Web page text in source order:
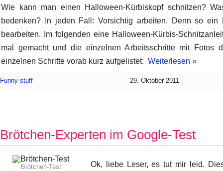
Wie kann man einen Halloween-Kürbiskopf schnitzen?
bedenken? In jeden Fall: Vorsichtig arbeiten. Denn so
bearbeiten. Im folgenden eine Halloween-Kürbis-
mal gemacht und die einzelnen Arbeitsschritte mit Fotos
einzelnen Schritte vorab kurz aufgelistet: Weiterlesen »
Funny stuff 29. Oktober 2011
Brötchen-Experten im Google-Test
Brötchen-Test
Ok, liebe Leser, es tut mir leid.